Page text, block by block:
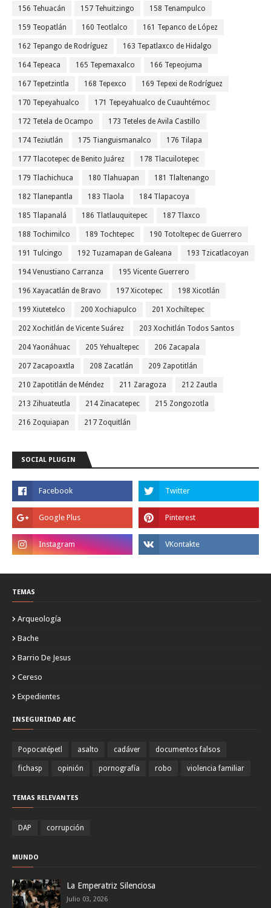
156 Tehuacán 157 Tehuitzingo 158 Tenampulco
159 Teopatlán 160 Teotlalco 161 Tepanco de López
162 Tepango de Rodríguez 163 Tepatlaxco de Hidalgo
164 Tepeaca 165 Tepemaxalco 166 Tepeojuma
167 Tepetzintla 168 Tepexco 169 Tepexi de Rodríguez
170 Tepeyahualco 171 Tepeyahualco de Cuauhtémoc
172 Tetela de Ocampo 173 Teteles de Avila Castillo
174 Teziutlán 175 Tianguismanalco 176 Tilapa
177 Tlacotepec de Benito Juárez 178 Tlacuilotepec
179 Tlachichuca 180 Tlahuapan 181 Tlaltenango
182 Tlanepantla 183 Tlaola 184 Tlapacoya
185 Tlapanalá 186 Tlatlauquitepec 187 Tlaxco
188 Tochimilco 189 Tochtepec 190 Totoltepec de Guerrero
191 Tulcingo 192 Tuzamapan de Galeana 193 Tzicatlacoyan
194 Venustiano Carranza 195 Vicente Guerrero
196 Xayacatlán de Bravo 197 Xicotepec 198 Xicotlán
199 Xiutetelco 200 Xochiapulco 201 Xochiltepec
202 Xochitlán de Vicente Suárez 203 Xochitlán Todos Santos
204 Yaonáhuac 205 Yehualtepec 206 Zacapala
207 Zacapoaxtla 208 Zacatlán 209 Zapotitlán
210 Zapotitlán de Méndez 211 Zaragoza 212 Zautla
213 Zihuateutla 214 Zinacatepec 215 Zongozotla
216 Zoquiapan 217 Zoquitlán
SOCIAL PLUGIN
TEMAS
Arqueología
Bache
Barrio De Jesus
Cereso
Expedientes
INSEGURIDAD ABC
Popocatépetl asalto cadáver documentos falsos
fichasp opinión pornografía robo violencia familiar
TEMAS RELEVANTES
DAP corrupción
MUNDO
La Emperatriz Silenciosa
Julio 03, 2026